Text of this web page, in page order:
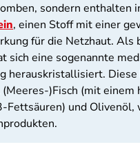
sondern enthalten
, einen Stoff mit einer
für die Netzhaut. Als
sich eine sogenannte
herauskristallisiert.
(Meeres-)Fisch (mit einem
Fettsäuren) und Olivenöl,